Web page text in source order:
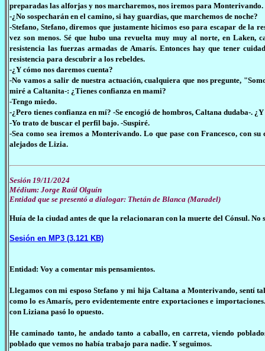
preparadas las alforjas y nos marcharemos, nos iremos para Monterivando.
-¿No sospecharán en el camino, si hay guardias, que marchemos de noche?
-Stefano, Stefano, diremos que justamente hicimos eso para escapar de la
vez son menos. Sé que hubo una revuelta muy muy al norte, en
resistencia las fuerzas armadas de Amarís. Entonces hay que tener
resistencia para descubrir a los rebeldes.
-¿Y cómo nos daremos cuenta?
-No vamos a salir de nuestra actuación, cualquiera que nos pregunte,
miré a Caltanita-: ¿Tienes confianza en mami?
-Tengo miedo.
-¿Pero tienes confianza en mí? -Se encogió de hombros, Caltana dudaba-.
-Yo trato de buscar el perfil bajo. -Suspiré.
-Sea como sea iremos a Monterivando. Lo que pase con Francesco, con
alejados de Lizia.
Sesión 19/11/2024
Médium: Jorge Raúl Olguín
Entidad que se presentó a dialogar: Thetán de Blanca (Maradel)
Huía de la ciudad antes de que la relacionaran con la muerte del Cónsul.
Sesión en MP3 (3.121 KB)
Entidad: Voy a comentar mis pensamientos.
Llegamos con mi esposo Stefano y mi hija Caltana a Monterivando, sentí
como lo es Amarís, pero evidentemente entre exportaciones e
con Liziana pasó lo opuesto.
He caminado tanto, he andado tanto a caballo, en carreta, viendo
poblado que vemos no había trabajo para nadie. Y seguimos.